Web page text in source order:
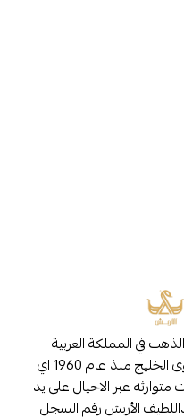
في المملكة العربية
السعودية على مستوى الخليج منذ عام 1960 اي
بخبرات متوارثه عبر الاجيال على يد
الأربش رقم السجل